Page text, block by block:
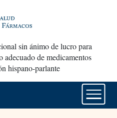
sin ánimo de lucro para
adecuado de medicamentos
hispano-parlante